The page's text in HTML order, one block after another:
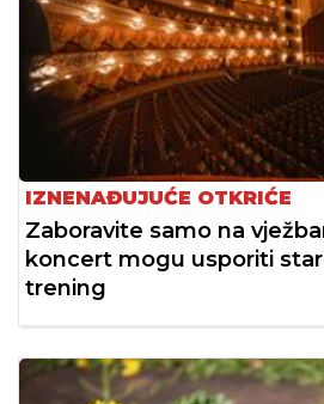
IZNENAĐUJUĆE OTKRIĆE
Zaboravite samo na
koncert mogu usporiti
trening